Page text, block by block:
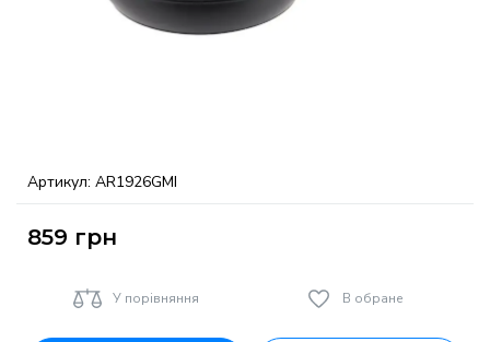
Артикул: AR1926GMI
859 грн
У порівняння В обране